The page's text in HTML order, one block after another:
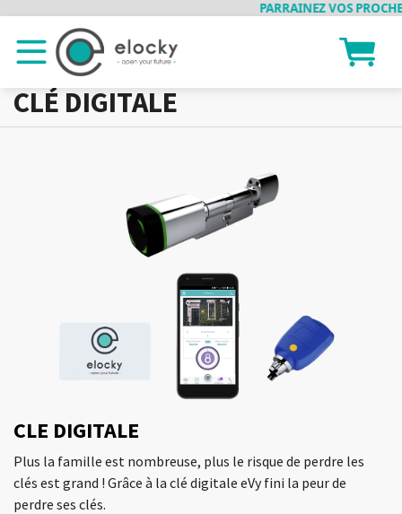
PARRAINEZ VOS
CLÉ DIGITALE
CLE DIGITALE
Plus la famille est nombreuse, plus le risque de perdre les
clés est grand ! Grâce à la clé digitale eVy fini la peur de
perdre ses clés.